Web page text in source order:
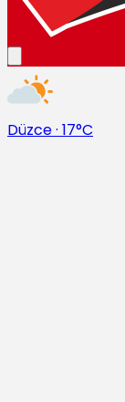
Düzce· 17°C